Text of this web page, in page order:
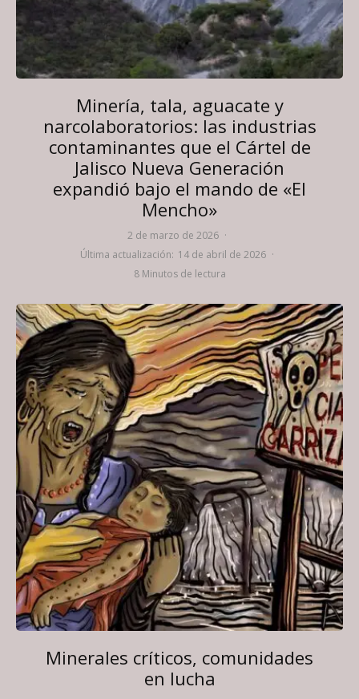
Minería, tala, aguacate y
narcolaboratorios: las industrias
contaminantes que el Cártel de
Jalisco Nueva Generación
expandió bajo el mando de «El
Mencho»
2 de marzo de 2026 ·
Última actualización: 14 de abril de 2026 ·
8 Minutos de lectura
Minerales críticos, comunidades
en lucha